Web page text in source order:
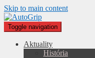
Skip to main content
Toggle navigation
Aktuality
História